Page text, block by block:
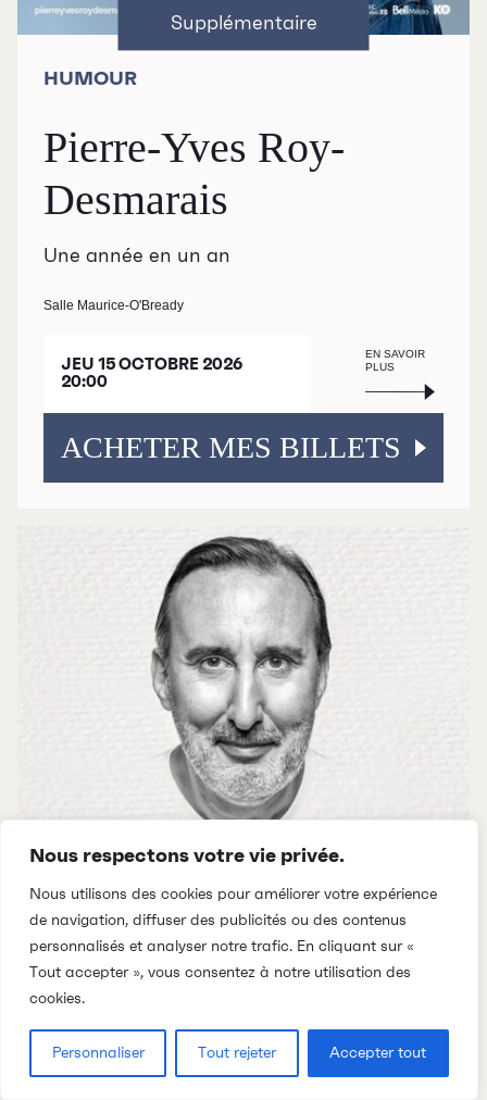
Nous respectons votre vie privée.
Nous utilisons des cookies pour améliorer votre expérience
de navigation, diffuser des publicités ou des contenus
personnalisés et analyser notre trafic. En cliquant sur «
Tout accepter », vous consentez à notre utilisation des
cookies.
Personnaliser Tout rejeter Accepter tout
HUMOUR
Pierre-Yves Roy-
Desmarais
Une année en un an
Salle Maurice-O'Bready
JEU 15 OCTOBRE 2026
20:00
EN SAVOIR
PLUS
ACHETER MES BILLETS
Martin Petit
Un monde meilleur